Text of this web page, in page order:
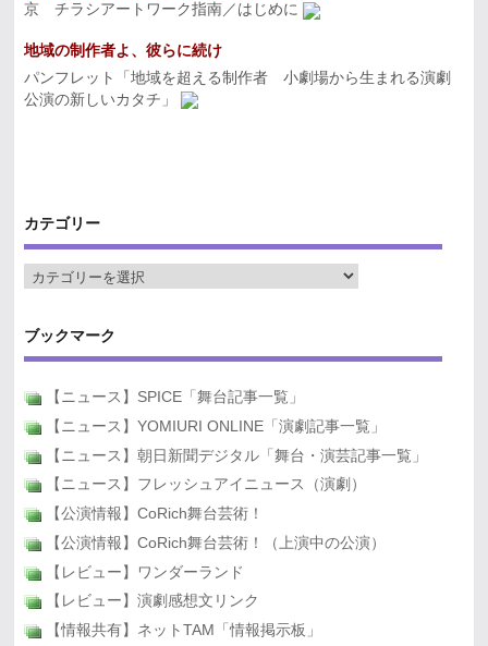
京 チラシアートワーク指南／はじめに
地域の制作者よ、彼らに続け
パンフレット「地域を超える制作者 小劇場から生まれる演劇
公演の新しいカタチ」
カテゴリー
ブックマーク
【ニュース】SPICE「舞台記事一覧」
【ニュース】YOMIURI ONLINE「演劇記事一覧」
【ニュース】朝日新聞デジタル「舞台・演芸記事一覧」
【ニュース】フレッシュアイニュース（演劇）
【公演情報】CoRich舞台芸術！
【公演情報】CoRich舞台芸術！（上演中の公演）
【レビュー】ワンダーランド
【レビュー】演劇感想文リンク
【情報共有】ネットTAM「情報掲示板」